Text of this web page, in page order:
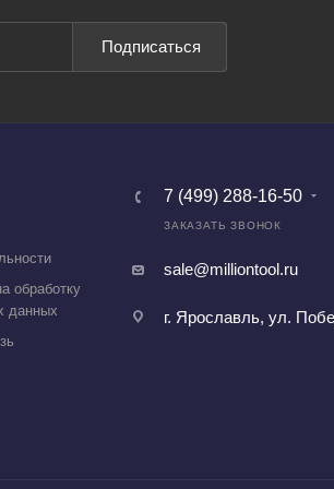
Подписаться
обработку
данных
7 (499) 288-16-50
ЗАКАЗАТЬ ЗВОНОК
sale@milliontool.ru
г. Ярославль, ул.